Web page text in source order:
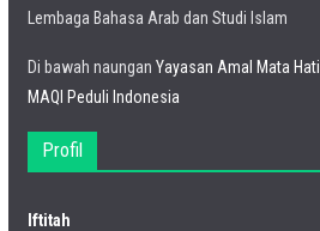
Lembaga Bahasa Arab dan Studi Islam
Di bawah naungan Yayasan Amal Mata Hati
MAQI Peduli Indonesia
Profil
Iftitah